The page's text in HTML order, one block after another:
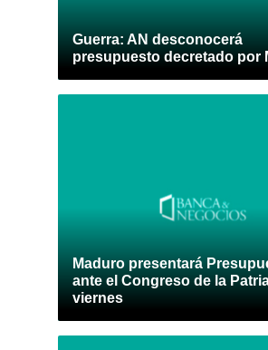
Guerra: AN desconocerá
presupuesto decretado por
Maduro presentará
ante el Congreso de la
viernes